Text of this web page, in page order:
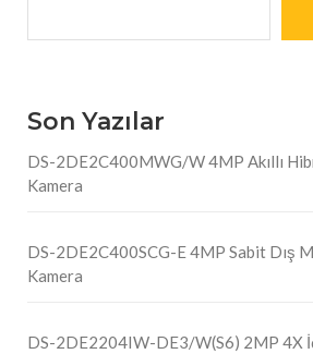
Son Yazılar
DS-2DE2C400MWG/W 4MP Akıllı
Kamera
DS-2DE2C400SCG-E 4MP Sabit Dış
Kamera
DS-2DE2204IW-DE3/W(S6) 2MP 4X